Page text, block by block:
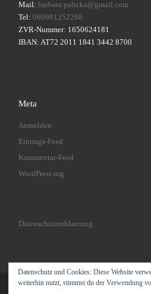
Mail: barbara.palicka@gmail.com
Tel: 069981252268
ZVR-Nummer: 1650624181
IBAN: AT72 2011 1841 3442 8700
Meta
Anmelden
Eintrags-Feed
Kommentar-Feed
WordPress.org
Datenschutzerklaerung
Datenschutz und Cookies: Diese Website
weiterhin nutzt, stimmst du der Verwendung